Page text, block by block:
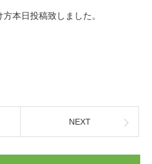
本日投稿致しました。
NEXT